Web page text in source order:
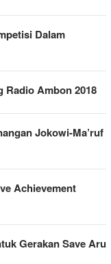
Dalam
Radio Ambon 2018
Jokowi-Ma’ruf
Achievement
Gerakan Save Aru